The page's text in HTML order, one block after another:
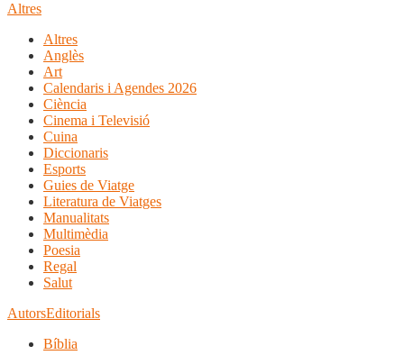
Altres
Altres
Anglès
Art
Calendaris i Agendes 2026
Ciència
Cinema i Televisió
Cuina
Diccionaris
Esports
Guies de Viatge
Literatura de Viatges
Manualitats
Multimèdia
Poesia
Regal
Salut
AutorsEditorials
Bíblia